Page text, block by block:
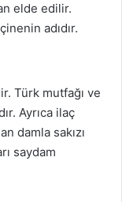
elde edilir.
adıdır.
Türk mutfağı ve
Ayrıca ilaç
damla sakızı
saydam